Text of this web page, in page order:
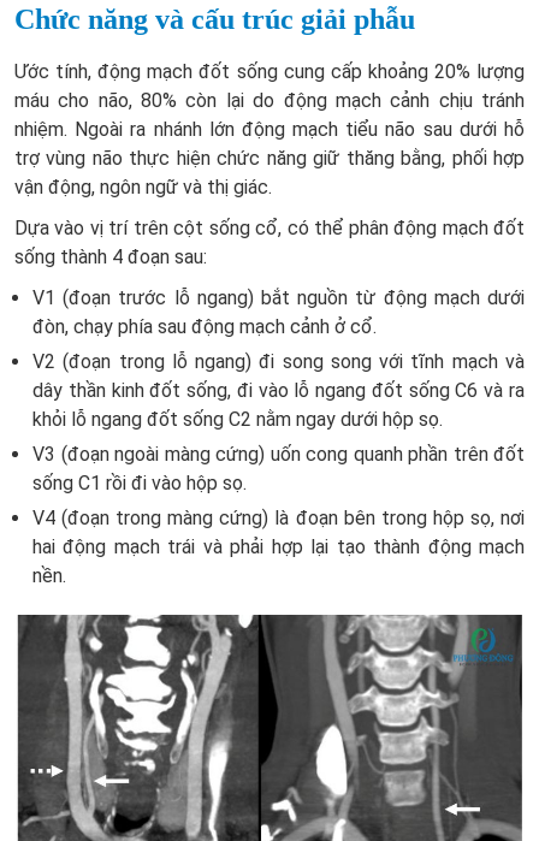
Chức năng và cấu trúc giải phẫu
Ước tính, động mạch đốt sống cung cấp khoảng 20% lượng
máu cho não, 80% còn lại do động mạch cảnh chịu tránh
nhiệm. Ngoài ra nhánh lớn động mạch tiểu não sau dưới hỗ
trợ vùng não thực hiện chức năng giữ thăng bằng, phối hợp
vận động, ngôn ngữ và thị giác.
Dựa vào vị trí trên cột sống cổ, có thể phân động mạch đốt
sống thành 4 đoạn sau:
V1 (đoạn trước lỗ ngang) bắt nguồn từ động mạch dưới
đòn, chạy phía sau động mạch cảnh ở cổ.
V2 (đoạn trong lỗ ngang) đi song song với tĩnh mạch và
dây thần kinh đốt sống, đi vào lỗ ngang đốt sống C6 và ra
khỏi lỗ ngang đốt sống C2 nằm ngay dưới hộp sọ.
V3 (đoạn ngoài màng cứng) uốn cong quanh phần trên đốt
sống C1 rồi đi vào hộp sọ.
V4 (đoạn trong màng cứng) là đoạn bên trong hộp sọ, nơi
hai động mạch trái và phải hợp lại tạo thành động mạch
nền.